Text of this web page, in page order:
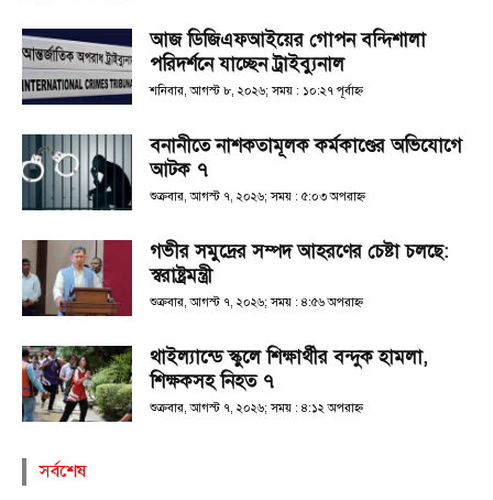
আজ ডিজিএফআইয়ের গোপন বন্দিশালা
পরিদর্শনে যাচ্ছেন ট্রাইব্যুনাল
শনিবার, আগস্ট ৮, ২০২৬; সময় : ১০:২৭ পূর্বাহ্ণ
বনানীতে নাশকতামূলক কর্মকাণ্ডের অভিযোগে
আটক ৭
শুক্রবার, আগস্ট ৭, ২০২৬; সময় : ৫:০৩ অপরাহ্ণ
গভীর সমুদ্রের সম্পদ আহরণের চেষ্টা চলছে:
স্বরাষ্ট্রমন্ত্রী
শুক্রবার, আগস্ট ৭, ২০২৬; সময় : ৪:৫৬ অপরাহ্ণ
থাইল্যান্ডে স্কুলে শিক্ষার্থীর বন্দুক হামলা,
শিক্ষকসহ নিহত ৭
শুক্রবার, আগস্ট ৭, ২০২৬; সময় : ৪:১২ অপরাহ্ণ
সর্বশেষ